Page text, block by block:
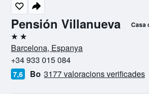
Pensión Villanueva Casa
2 estrelles
Barcelona, Espanya
+34 933 015 084
7,6 Bo 3177 valoracions verificades